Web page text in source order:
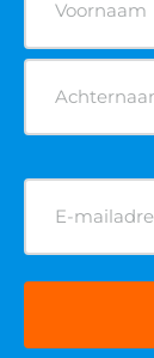
(Vereist)
E-
mailadres
(Vereist)